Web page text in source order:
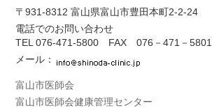
〒931-8312 富山県富山市豊田本町2-2-24
電話でのお問い合わせ
TEL076-471-5800 FAX 076－471－5801
メール：
富山市医師会
富山市医師会健康管理センター